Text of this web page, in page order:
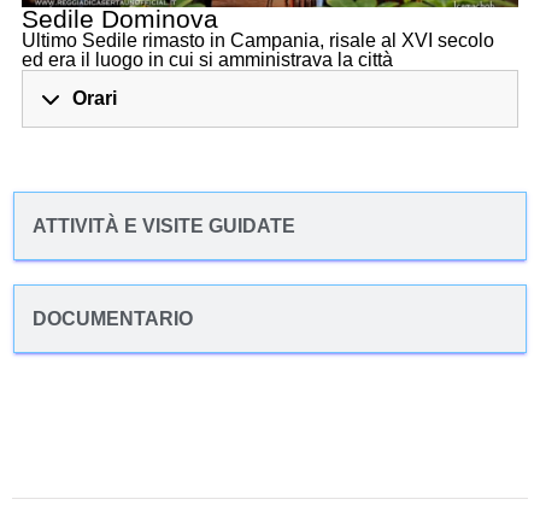
ATTIVITÀ E VISITE GUIDATE
DOCUMENTARIO
Sedile Dominova
Ultimo Sedile rimasto in Campania, risale al XVI secolo
ed era il luogo in cui si amministrava la città
Orari